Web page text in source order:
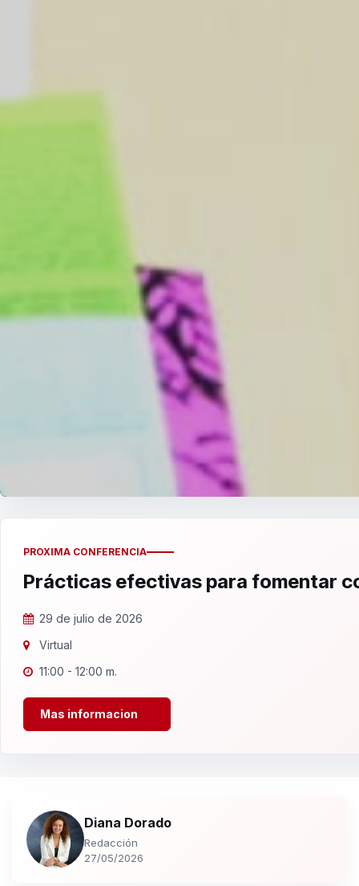
PROXIMA CONFERENCIA
Prácticas efectivas para fomentar
29 de julio de 2026
Virtual
11:00 - 12:00 m.
Mas informacion
Diana Dorado
Redacción
27/05/2026